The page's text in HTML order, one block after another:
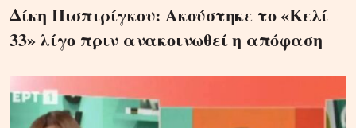
Δίκη Πισπιρίγκου: Ακούστηκε το «Κελί
33» λίγο πριν ανακοινωθεί η απόφαση